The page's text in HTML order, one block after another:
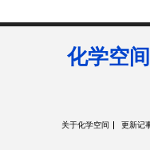
化学空
关于化学空间 更新记